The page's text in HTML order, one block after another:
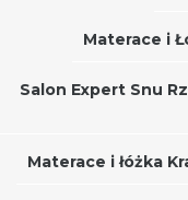
Materace i
Salon Expert Snu
Materace i łóżka